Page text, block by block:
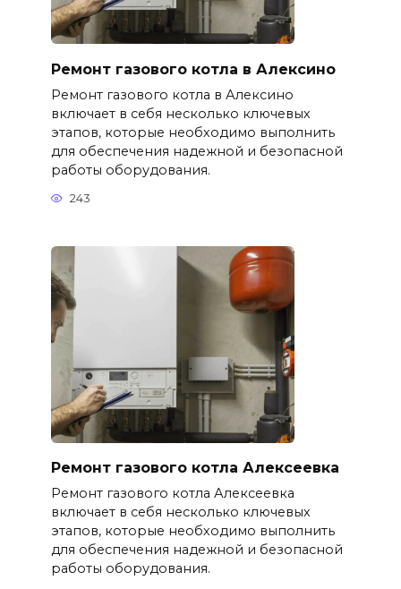
Ремонт газового котла в Алексино
Ремонт газового котла в Алексино
включает в себя несколько ключевых
этапов, которые необходимо выполнить
для обеспечения надежной и безопасной
работы оборудования.
243
Ремонт газового котла Алексеевка
Ремонт газового котла Алексеевка
включает в себя несколько ключевых
этапов, которые необходимо выполнить
для обеспечения надежной и безопасной
работы оборудования.